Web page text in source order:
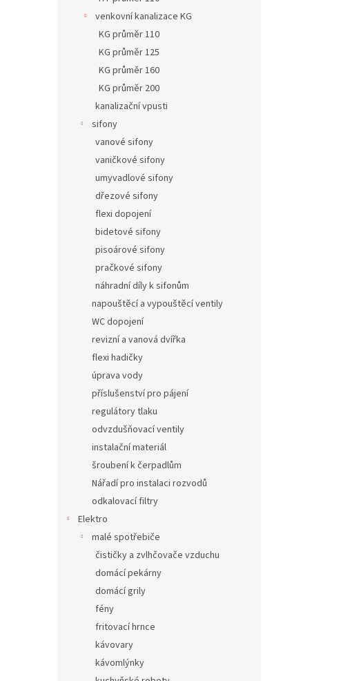
venkovní kanalizace KG
KG průměr 110
KG průměr 125
KG průměr 160
KG průměr 200
kanalizační vpusti
sifony
vanové sifony
vaničkové sifony
umyvadlové sifony
dřezové sifony
flexi dopojení
bidetové sifony
pisoárové sifony
pračkové sifony
náhradní díly k sifonům
napouštěcí a vypouštěcí ventily
WC dopojení
revizní a vanová dvířka
flexi hadičky
úprava vody
příslušenství pro pájení
regulátory tlaku
odvzdušňovací ventily
instalační materiál
šroubení k čerpadlům
Nářadí pro instalaci rozvodů
odkalovací filtry
Elektro
malé spotřebiče
čističky a zvlhčovače vzduchu
domácí pekárny
domácí grily
fény
fritovací hrnce
kávovary
kávomlýnky